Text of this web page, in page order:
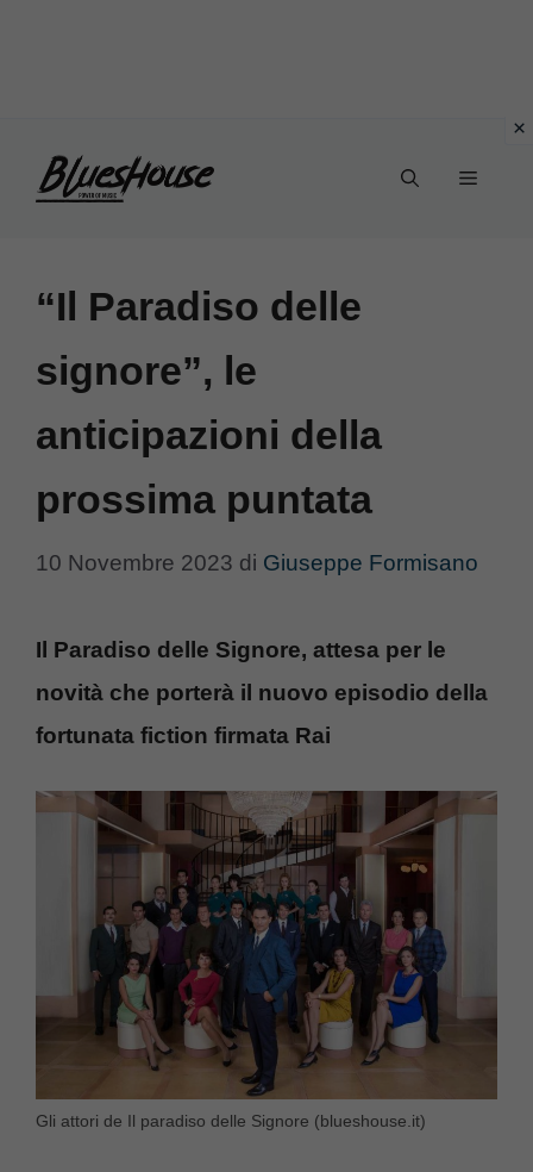
Menu
“Il Paradiso delle
signore”, le
anticipazioni della
prossima puntata
10 Novembre 2023 di Giuseppe Formisano
Il Paradiso delle Signore, attesa per le
novità che porterà il nuovo episodio della
fortunata fiction firmata Rai
Gli attori de Il paradiso delle Signore (blueshouse.it)